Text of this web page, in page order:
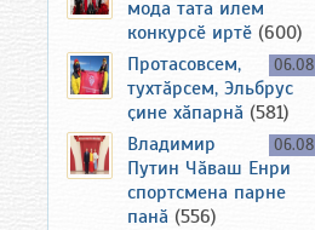
мода тата илем
конкурсӗ иртӗ (600)
06.08
Протасовсем,
тухтӑрсем, Эльбрус
ҫине хӑпарнӑ (581)
06.08
Владимир
Путин Чӑваш Енри
спортсмена парне
панӑ (556)